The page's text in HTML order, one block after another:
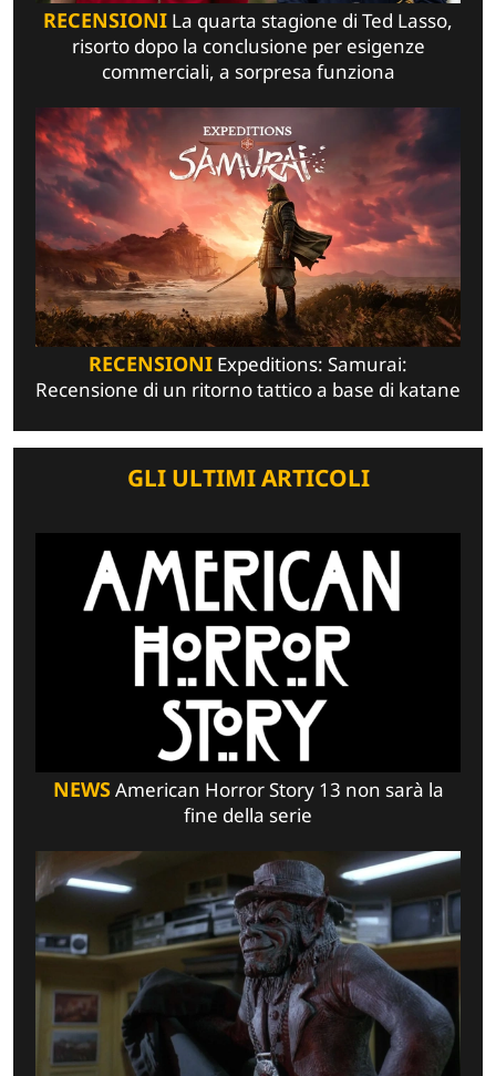
RECENSIONI La quarta stagione di Ted Lasso,
risorto dopo la conclusione per esigenze
commerciali, a sorpresa funziona
RECENSIONI Expeditions: Samurai:
Recensione di un ritorno tattico a base di katane
GLI ULTIMI ARTICOLI
NEWSAmerican Horror Story 13 non sarà la
fine della serie